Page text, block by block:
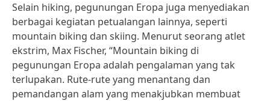
Selain hiking, pegunungan Eropa juga menyediakan
berbagai kegiatan petualangan lainnya, seperti
mountain biking dan skiing. Menurut seorang atlet
ekstrim, Max Fischer, “Mountain biking di
pegunungan Eropa adalah pengalaman yang tak
terlupakan. Rute-rute yang menantang dan
pemandangan alam yang menakjubkan membuat